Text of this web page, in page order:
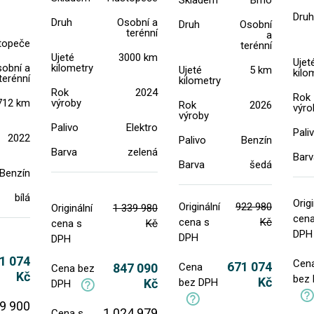
a
km
2022
Benzín
bílá
074
Kč
900
Druh
Osobní a
terénní
Ujeté
kilometry
3000 km
Rok
výroby
2024
Palivo
Elektro
Barva
zelená
Originální
cena s
DPH
1 339 980
Kč
Cena bez
DPH
847 090
Kč
Druh
Osobní
a
terénní
Ujeté
kilometry
5 km
Rok
výroby
2026
Palivo
Benzín
Barva
šedá
Originální
cena s
DPH
922 980
Kč
Cena
bez DPH
671 074
Kč
Druh
Rok
DPH
bez